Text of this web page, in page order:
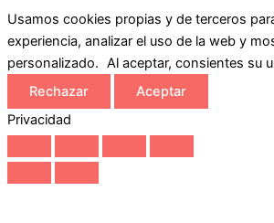
Usamos cookies propias y de terceros
experiencia, analizar el uso de la web y
personalizado. Al aceptar, consientes su
Rechazar
Aceptar
Privacidad